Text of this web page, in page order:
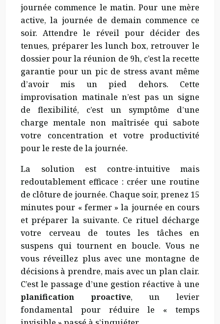
journée commence le matin. Pour une mère
active, la journée de demain commence ce
soir. Attendre le réveil pour décider des
tenues, préparer les lunch box, retrouver le
dossier pour la réunion de 9h, c’est la recette
garantie pour un pic de stress avant même
d’avoir mis un pied dehors. Cette
improvisation matinale n’est pas un signe
de flexibilité, c’est un symptôme d’une
charge mentale non maîtrisée qui sabote
votre concentration et votre productivité
pour le reste de la journée.
La solution est contre-intuitive mais
redoutablement efficace : créer une routine
de clôture de journée. Chaque soir, prenez 15
minutes pour « fermer » la journée en cours
et préparer la suivante. Ce rituel décharge
votre cerveau de toutes les tâches en
suspens qui tournent en boucle. Vous ne
vous réveillez plus avec une montagne de
décisions à prendre, mais avec un plan clair.
C’est le passage d’une gestion réactive à une
planification proactive, un levier
fondamental pour réduire le « temps